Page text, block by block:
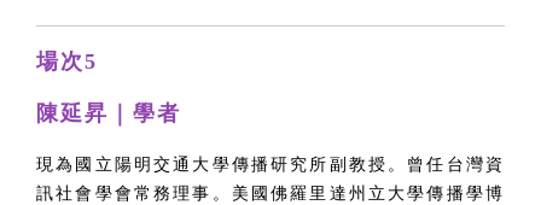
場次5
陳延昇｜學者
現為國立陽明交通大學傳播研究所副教授。曾任台灣資
訊社會學會常務理事。美國佛羅里達州立大學傳播學博